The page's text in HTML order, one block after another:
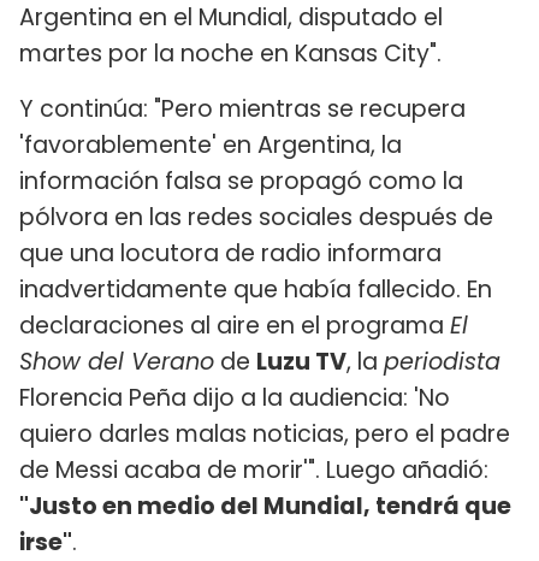
Argentina en el Mundial, disputado el
martes por la noche en Kansas City".
Y continúa: "Pero mientras se recupera
'favorablemente' en Argentina, la
información falsa se propagó como la
pólvora en las redes sociales después de
que una locutora de radio informara
inadvertidamente que había fallecido. En
declaraciones al aire en el programa El
Show del Verano de Luzu TV, la periodista
Florencia Peña dijo a la audiencia: 'No
quiero darles malas noticias, pero el padre
de Messi acaba de morir'". Luego añadió:
"Justo en medio del Mundial, tendrá que
irse".